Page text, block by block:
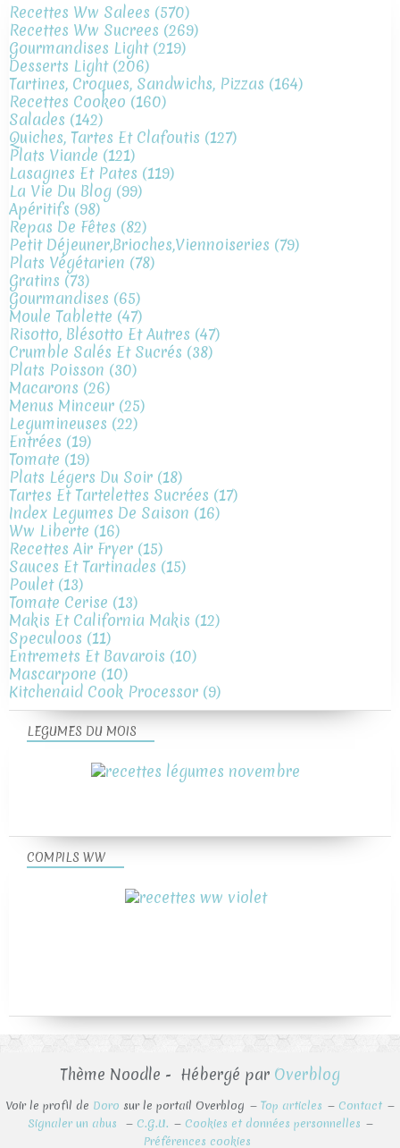
Recettes Ww Salees (570)
Recettes Ww Sucrees (269)
Gourmandises Light(219)
Desserts Light(206)
Tartines, Croques, Sandwichs, Pizzas (164)
Recettes Cookeo (160)
Salades (142)
Quiches, Tartes Et Clafoutis (127)
Plats Viande (121)
Lasagnes Et Pates (119)
La Vie Du Blog (99)
Apéritifs (98)
Repas De Fêtes (82)
Petit Déjeuner,brioches,viennoiseries (79)
Plats Végétarien (78)
Gratins (73)
Gourmandises (65)
Moule Tablette (47)
Risotto, Blésotto Et Autres (47)
Crumble Salés Et Sucrés (38)
Plats Poisson (30)
Macarons (26)
Menus Minceur (25)
Legumineuses (22)
Entrées (19)
Tomate (19)
Plats Légers Du Soir (18)
Tartes Et Tartelettes Sucrées (17)
Index Legumes De Saison (16)
Ww Liberte (16)
Recettes Air Fryer (15)
Sauces Et Tartinades (15)
Poulet(13)
Tomate Cerise (13)
Makis Et California Makis (12)
Speculoos (11)
Entremets Et Bavarois (10)
Mascarpone (10)
Kitchenaid Cook Processor (9)
LEGUMES DU MOIS
COMPILS WW
Thème Noodle - Hébergé par Overblog
Voir le profil de Doro sur le portail Overblog Top articles
Contact
Signaler un abus
C.G.U.
Cookies et données personnelles
Préférences cookies